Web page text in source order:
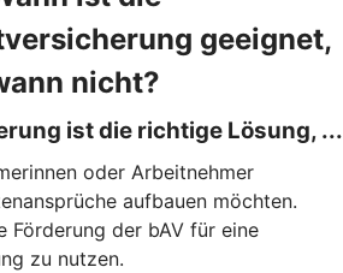
geeignet,
nicht?
ist die richtige Lösung, ...
oder Arbeitnehmer
aufbauen möchten.
Förderung der bAV für eine
zu nutzen.